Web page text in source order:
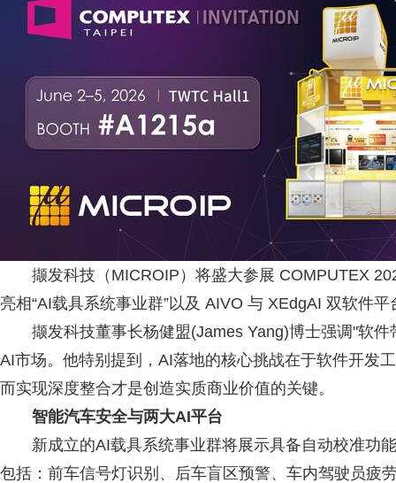
撷发科技（MICROIP）将盛大参展 COMPUTEX
亮相“AI载具系统事业群”以及 AIVO 与 XEdgAI 双软件平
撷发科技董事长杨健盟(James Yang)博士强调"软件
AI市场。他特别提到，AI落地的核心挑战在于软件开发
而实现深度整合才是创造实质商业价值的关键。
智能汽车安全与两大AI平台
新成立的AI载具系统事业群将展示具备自动校准功
包括：前车信号灯识别、后车盲区预警、车内驾驶员疲